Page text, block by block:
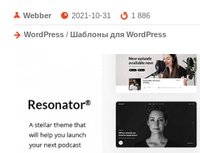
Webber 2021-10-31 1 886
WordPress / Шаблоны для WordPress